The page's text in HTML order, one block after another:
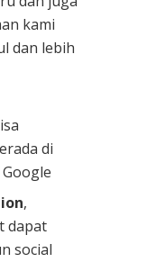
kami
dan lebih
di
,
dapat
social